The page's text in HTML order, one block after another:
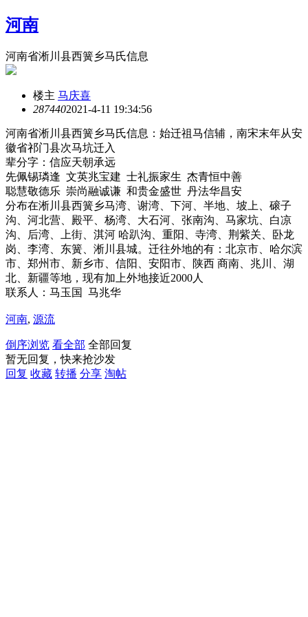
河南
河南省淅川县西簧乡马氏信息
楼主 马庆喜
2874402021-4-11 19:34:56
河南省淅川县西簧乡马氏信息：始迁祖马信辅，南宋末年从安
徽省祁门县次马坑迁入
辈分字：信应天朝承远
先佩锡璘逢 文英兆宝建 士礼振家生 杰青恒中善
聪慧敬德乐 崇尚融诚谦 和贵金盛世 丹法华昌安
分布在淅川县西簧乡马湾、谢湾、下河、半地、坡上、磙子
沟、河北营、殿平、杨湾、大石河、张南沟、马家坑、白凉
沟、后湾、上街、淇河 哈趴沟、重阳、寺湾、荆紫关、卧龙
岗、李湾、东簧、淅川县城。迁往外地的有：北京市、哈尔滨
市、郑州市、新乡市、信阳、安阳市、陕西 商南、兆川、湖
北、新疆等地，现有加上外地接近2000人
联系人：马玉国 马兆华
河南, 源流
倒序浏览 看全部 全部回复
暂无回复，快来抢沙发
回复 收藏 转播 分享 淘帖